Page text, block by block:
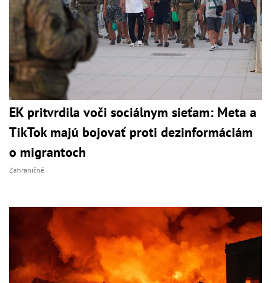
EK pritvrdila voči sociálnym sieťam: Meta a
TikTok majú bojovať proti dezinformáciám
o migrantoch
Zahraničné